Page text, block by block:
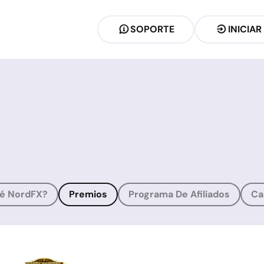
SOPORTE
NordFX? Premios Programa De Afiliados